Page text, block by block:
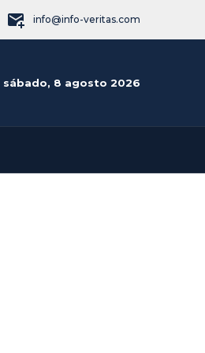
info@info-veritas.com
sábado, 8 agosto 2026